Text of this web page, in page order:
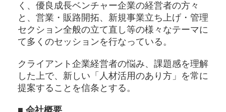
く、優良成長ベンチャー企業の経営者の方々
と、営業・販路開拓、新規事業立ち上げ・管理
セクション全般の立て直し等の様々なテーマに
て多くのセッションを行なっている。
クライアント企業経営者の悩み、課題感を理解
した上で、新しい「人材活用のあり方」を常に
提案することを信条とする。